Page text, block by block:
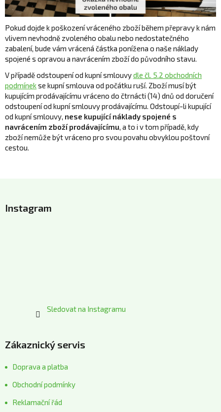
Pokud dojde k poškození vráceného zboží během přepravy k nám
vlivem nevhodně zvoleného obalu nebo nedostatečného
zabalení, bude vám vrácená částka ponížena o naše náklady
spojené s opravou a navrácením zboží do původního stavu.
V případě odstoupení od kupní smlouvydle čl. 5.2 obchodních
podmínekse kupní smlouva od počátku ruší. Zboží musí být
kupujícím prodávajícímu vráceno do čtrnácti (14) dnů od doručení
odstoupení od kupní smlouvy prodávajícímu. Odstoupí-li kupující
od kupní smlouvy, nese kupující náklady spojené s
navrácením zboží prodávajícímu, a to i v tom případě, kdy
zboží nemůže být vráceno pro svou povahu obvyklou poštovní
cestou.
pInstagram
Sledovat na Instagramu
Zákaznický servis
Doprava a platba
Obchodní podmínky
Reklamační řád